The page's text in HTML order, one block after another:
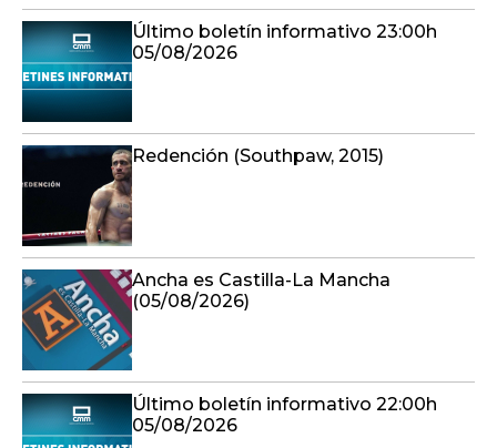
Último boletín informativo 23:00h
05/08/2026
Redención (Southpaw, 2015)
Ancha es Castilla-La Mancha
(05/08/2026)
Último boletín informativo 22:00h
05/08/2026